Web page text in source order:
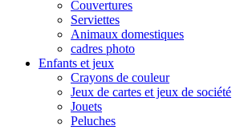
Couvertures
Serviettes
Animaux domestiques
cadres photo
Enfants et jeux
Crayons de couleur
Jeux de cartes et jeux de société
Jouets
Peluches